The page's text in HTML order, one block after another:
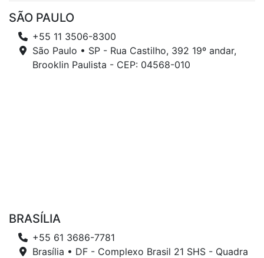
SÃO PAULO
+55 11 3506-8300
São Paulo • SP - Rua Castilho, 392 19º andar,
Brooklin Paulista - CEP: 04568-010
BRASÍLIA
+55 61 3686-7781
Brasília • DF - Complexo Brasil 21 SHS - Quadra